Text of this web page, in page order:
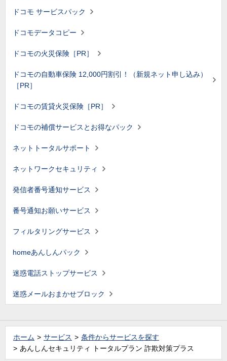
ドコモ サービスパック
ドコモデータコピー
ドコモの火災保険［PR］
ドコモの自動車保険 12,000円割引！（新規ネット申し込み）
［PR］
ドコモの賃貸火災保険［PR］
ドコモの補償サービスとお得なパック
ネットトータルサポート
ネットワークセキュリティ
発信者番号通知サービス
番号通知お願いサービス
フィルタリングサービス
homeあんしんパック
迷惑電話ストップサービス
迷惑メールおまかせブロック
ホーム サービス
条件からサービスを探す
あんしんセキュリティ トータルプラン 詐欺対策プラス